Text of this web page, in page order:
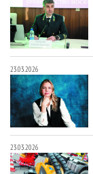
23.03.2026
23.03.2026